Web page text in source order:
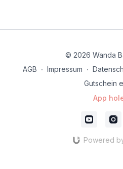
© 2026 Wanda
AGB ∙ Impressum ∙
Gutschein
App
Powered